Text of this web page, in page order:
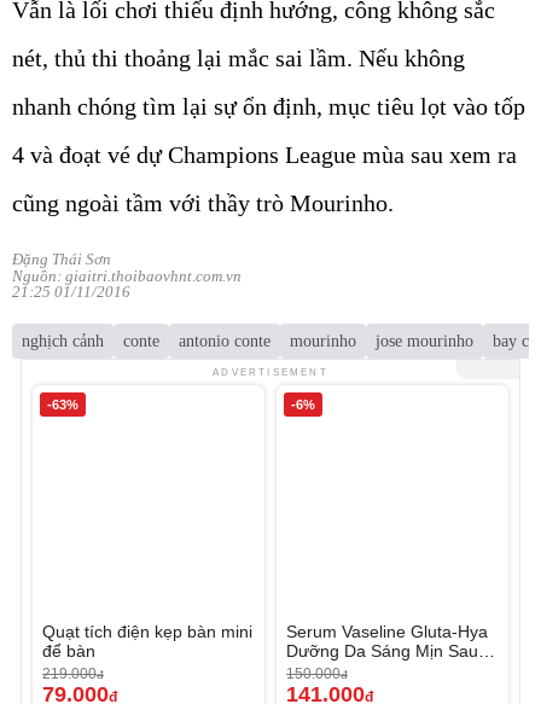
Vẫn là lối chơi thiếu định hướng, công không sắc
nét, thủ thi thoảng lại mắc sai lầm. Nếu không
nhanh chóng tìm lại sự ổn định, mục tiêu lọt vào tốp
4 và đoạt vé dự Champions League mùa sau xem ra
cũng ngoài tầm với thầy trò Mourinho.
Đặng Thái Sơn
Nguồn: giaitri.thoibaovhnt.com.vn
21:25 01/11/2016
nghịch cảnh conte antonio conte mourinho jose mourinho bay
ADVERTISEMENT
-63%
Quạt tích điện kẹp bàn mini
để bàn
219.000đ
79.000đ
-6%
Serum Vaseline Gluta-Hya
Dưỡng Da Sáng Mịn Sau 7
Ngày
150.000đ
141.000đ